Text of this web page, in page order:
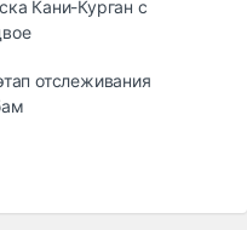
Кани-Курган с
отслеживания